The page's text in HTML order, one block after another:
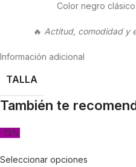
Color negro
🔥 Actitud, comodidad y
Información adicional
TALLA
También te
-13%
Seleccionar opciones